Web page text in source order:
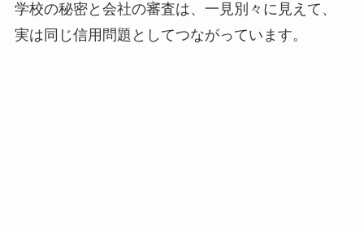
学校の秘密と会社の審査は、一見別々に見えて、
実は同じ信用問題としてつながっています。